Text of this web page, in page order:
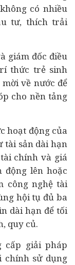
có nhiều
tư, thích trải
giám đốc điều
thức trẻ sinh
về nước để
cho nền tảng
hoạt động của
tài sản dài hạn
chính và giá
lên hoặc
công nghệ tài
hội tụ đủ ba
dài hạn để tối
quy củ.
cấp giải pháp
chính sử dụng